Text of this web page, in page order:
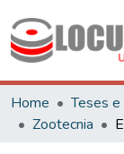
Home Teses
Zootecnia